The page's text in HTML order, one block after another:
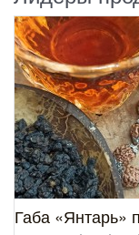
Габа «Янтарь»